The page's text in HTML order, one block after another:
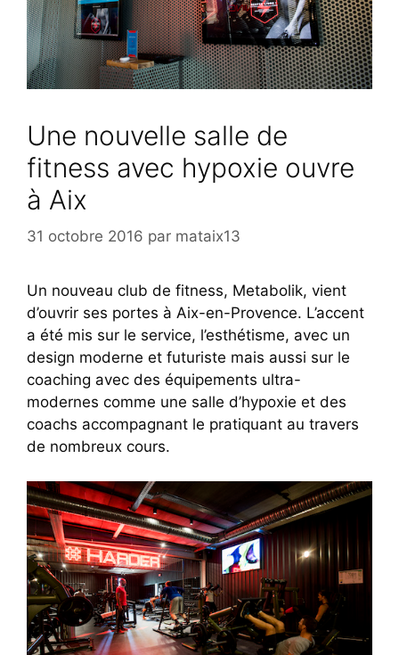
Une nouvelle salle de
fitness avec hypoxie ouvre
à Aix
31 octobre 2016 par mataix13
Un nouveau club de fitness, Metabolik, vient
d’ouvrir ses portes à Aix-en-Provence. L’accent
a été mis sur le service, l’esthétisme, avec un
design moderne et futuriste mais aussi sur le
coaching avec des équipements ultra-
modernes comme une salle d’hypoxie et des
coachs accompagnant le pratiquant au travers
de nombreux cours.